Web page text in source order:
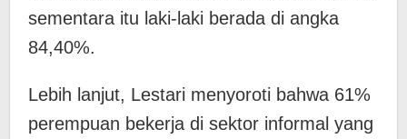
sementara itu laki-laki berada di angka
84,40%.
Lebih lanjut, Lestari menyoroti bahwa 61%
perempuan bekerja di sektor informal yang